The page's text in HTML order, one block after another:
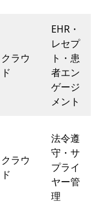
クラウ
ド
EHR・
レセプ
ト・患
者エン
ゲージ
メント
クラウ
ド
法令遵
守・サ
プライ
ヤー管
理